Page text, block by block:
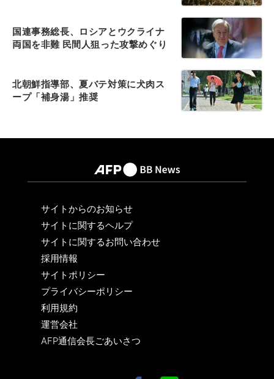
国連事務総長、ロシアとウクライナ
両国を非難 民間人狙った攻撃めぐり
北朝鮮指導部、夏バテ対策に犬肉ス
ープ「補身湯」推奨
サイトからのお知らせ
サイトに関するヘルプ
サイトに関するお問い合わせ
採用情報
サイトポリシー
プライバシーポリシー
利用規約
運営会社
AFP通信会長ごあいさつ